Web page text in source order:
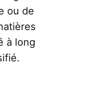
ou de
à long